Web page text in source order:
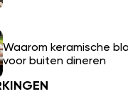
Waarom keramische
voor buiten dineren